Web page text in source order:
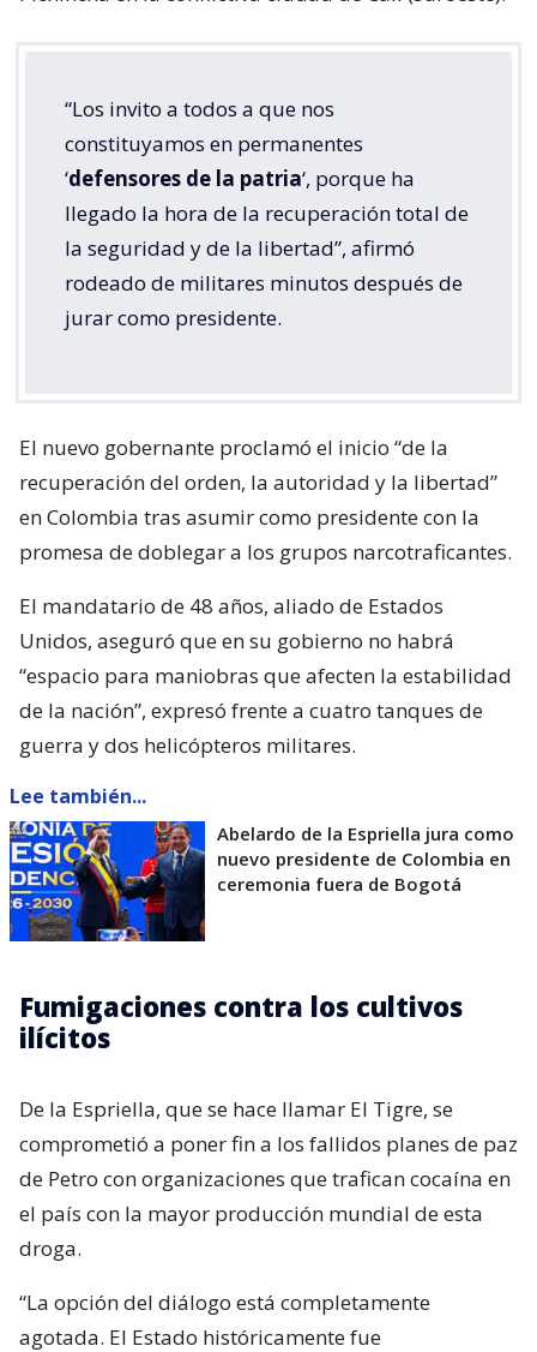
“Los invito a todos a que nos
constituyamos en permanentes
‘defensores de la patria‘, porque ha
llegado la hora de la recuperación total de
la seguridad y de la libertad”, afirmó
rodeado de militares minutos después de
jurar como presidente.
El nuevo gobernante proclamó el inicio “de la
recuperación del orden, la autoridad y la libertad”
en Colombia tras asumir como presidente con la
promesa de doblegar a los grupos narcotraficantes.
El mandatario de 48 años, aliado de Estados
Unidos, aseguró que en su gobierno no habrá
“espacio para maniobras que afecten la estabilidad
de la nación”, expresó frente a cuatro tanques de
guerra y dos helicópteros militares.
Lee también...
Abelardo de la Espriella jura como
nuevo presidente de Colombia en
ceremonia fuera de Bogotá
Fumigaciones contra los cultivos
ilícitos
De la Espriella, que se hace llamar El Tigre, se
comprometió a poner fin a los fallidos planes de paz
de Petro con organizaciones que trafican cocaína en
el país con la mayor producción mundial de esta
droga.
“La opción del diálogo está completamente
agotada. El Estado históricamente fue